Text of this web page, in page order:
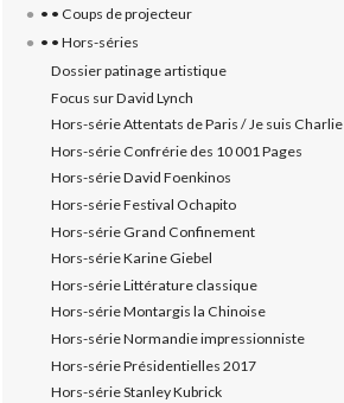
• • Coups de projecteur
• • Hors-séries
Dossier patinage artistique
Focus sur David Lynch
Hors-série Attentats de Paris / Je suis Charlie
Hors-série Confrérie des 10 001 Pages
Hors-série David Foenkinos
Hors-série Festival Ochapito
Hors-série Grand Confinement
Hors-série Karine Giebel
Hors-série Littérature classique
Hors-série Montargis la Chinoise
Hors-série Normandie impressionniste
Hors-série Présidentielles 2017
Hors-série Stanley Kubrick